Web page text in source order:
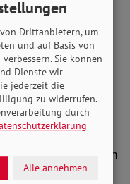
gestolpert bin,
habe ich gleich
Aber die
vorgesehen.“
Herrmann an
ergibt:
Bundesland in
in dieser
Drittanbietern, um
und auf Basis von
Sie können
Dienste wir
jederzeit die
zu widerrufen.
durch
Alle annehmen